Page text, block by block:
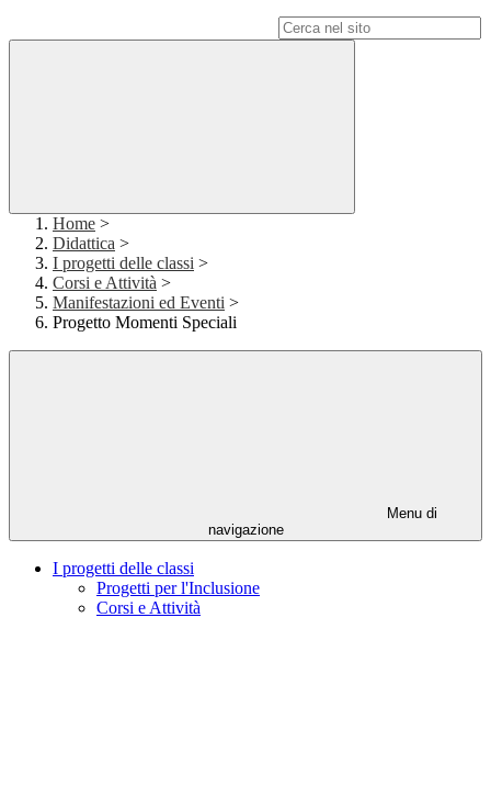
Home >
Didattica >
I progetti delle classi >
Corsi e Attività >
Manifestazioni ed Eventi >
Progetto Momenti Speciali
Menu di
navigazione
I progetti delle classi
Progetti per l'Inclusione
Corsi e Attività